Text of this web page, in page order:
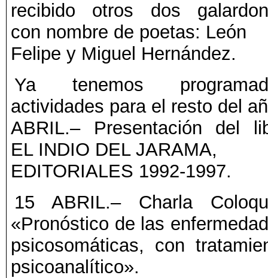
recibido otros dos
con nombre de poetas: León
Felipe y Miguel Hernández.
Ya tenemos
actividades para el resto del
ABRIL.– Presentación del
EL INDIO DEL JARAMA,
EDITORIALES 1992-1997.
15 ABRIL.– Charla
«Pronóstico de las
psicosomáticas, con
psicoanalítico».